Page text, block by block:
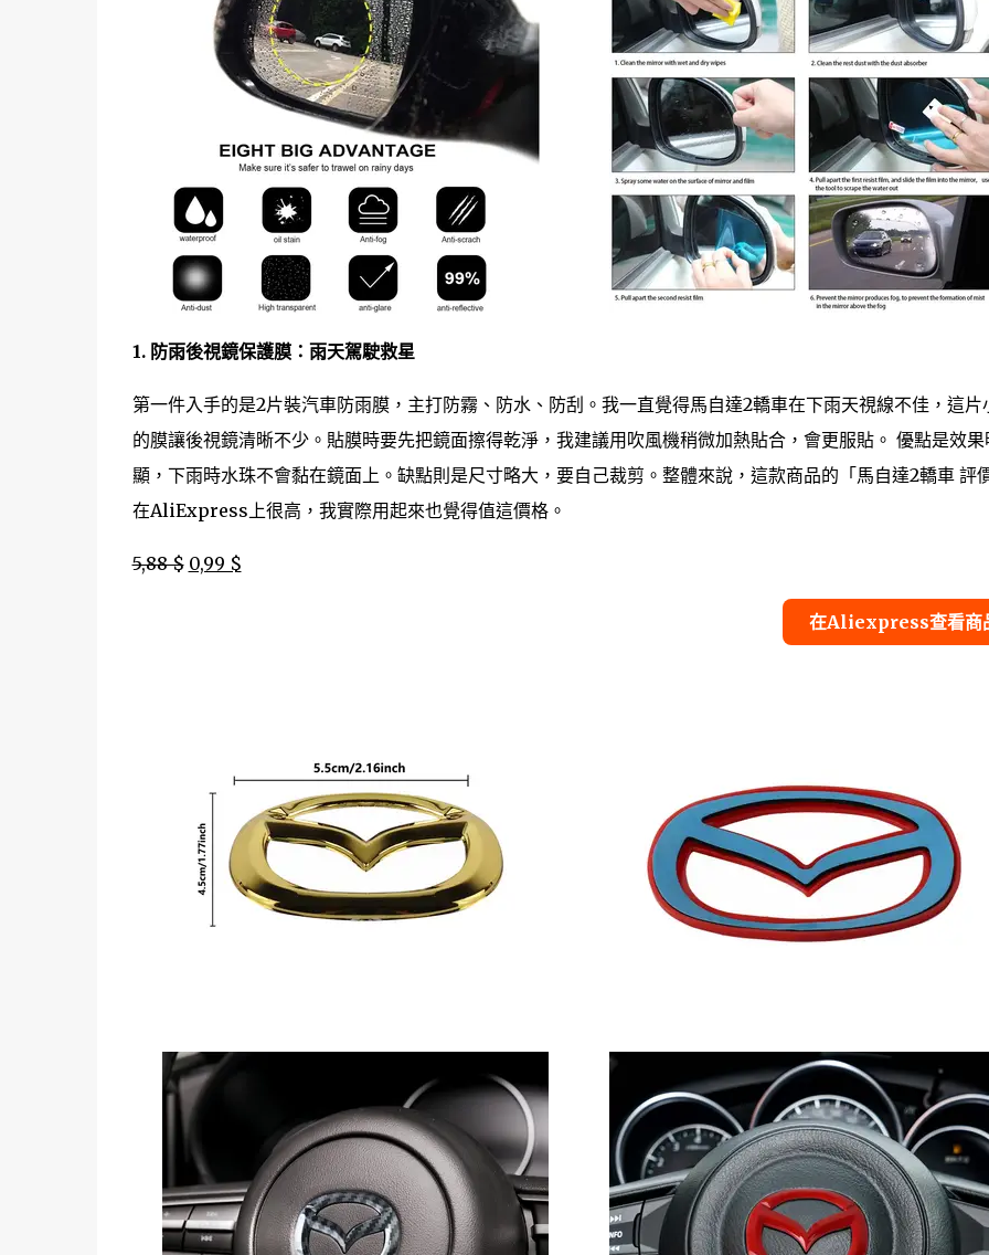
1. 防雨後視鏡保護膜：雨天駕駛救星
第一件入手的是2片裝汽車防雨膜，主打防霧、防水、防刮。我一直覺得馬自達2轎車在下雨天視線不佳，這片
的膜讓後視鏡清晰不少。貼膜時要先把鏡面擦得乾淨，我建議用吹風機稍微加熱貼合，會更服貼。 優點是效果
顯，下雨時水珠不會黏在鏡面上。缺點則是尺寸略大，要自己裁剪。整體來說，這款商品的「馬自達2轎車 評
在AliExpress上很高，我實際用起來也覺得值這價格。
5,88 $ 0,99 $
在Aliexpress查看商